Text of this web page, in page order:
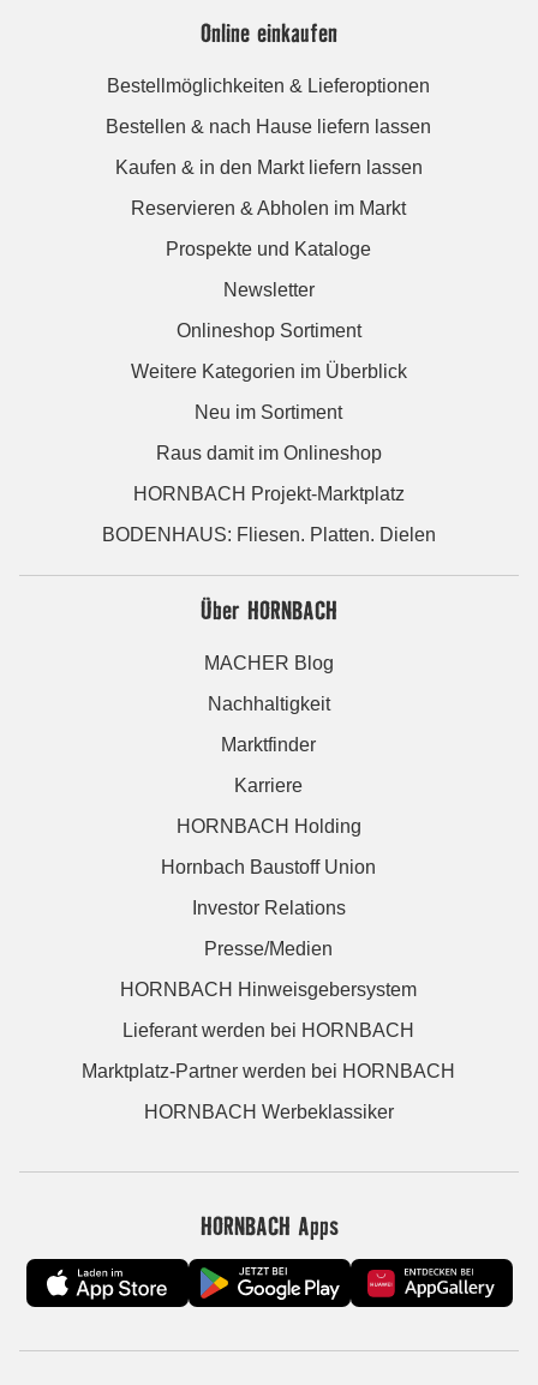
Online einkaufen
Bestellmöglichkeiten & Lieferoptionen
Bestellen & nach Hause liefern lassen
Kaufen & in den Markt liefern lassen
Reservieren & Abholen im Markt
Prospekte und Kataloge
Newsletter
Onlineshop Sortiment
Weitere Kategorien im Überblick
Neu im Sortiment
Raus damit im Onlineshop
HORNBACH Projekt-Marktplatz
BODENHAUS: Fliesen. Platten. Dielen
Über HORNBACH
MACHER Blog
Nachhaltigkeit
Marktfinder
Karriere
HORNBACH Holding
Hornbach Baustoff Union
Investor Relations
Presse/Medien
HORNBACH Hinweisgebersystem
Lieferant werden bei HORNBACH
Marktplatz-Partner werden bei HORNBACH
HORNBACH Werbeklassiker
HORNBACH Apps